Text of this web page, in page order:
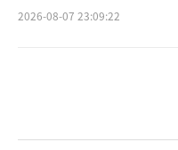
2026-08-07 23:09:22